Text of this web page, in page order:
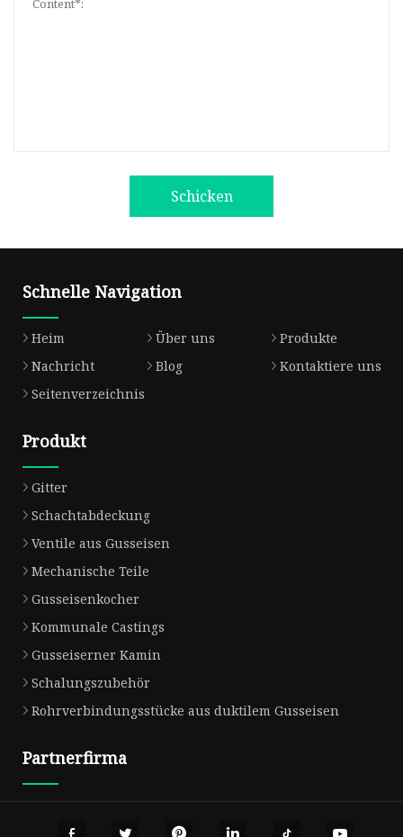
Schicken
Schnelle Navigation
Heim Über uns
Produkte
Nachricht
Blog
Kontaktiere uns
Seitenverzeichnis
Produkt
Gitter
Schachtabdeckung
Ventile aus Gusseisen
Mechanische Teile
Gusseisenkocher
Kommunale Castings
Gusseiserner Kamin
Schalungszubehör
Rohrverbindungsstücke aus duktilem Gusseisen
Partnerfirma